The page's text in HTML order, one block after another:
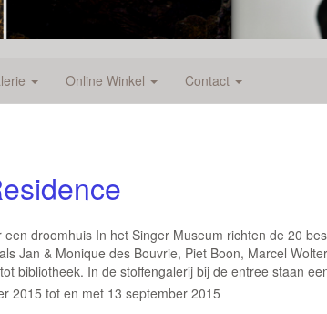
Online Winkel Contact
een droomhuis In het Singer Museum richten de 20
Jan & Monique des Bouvrie, Piet Boon, Marcel
bibliotheek. In de stoffengalerij bij de entree staan
2015 tot en met 13 september 2015